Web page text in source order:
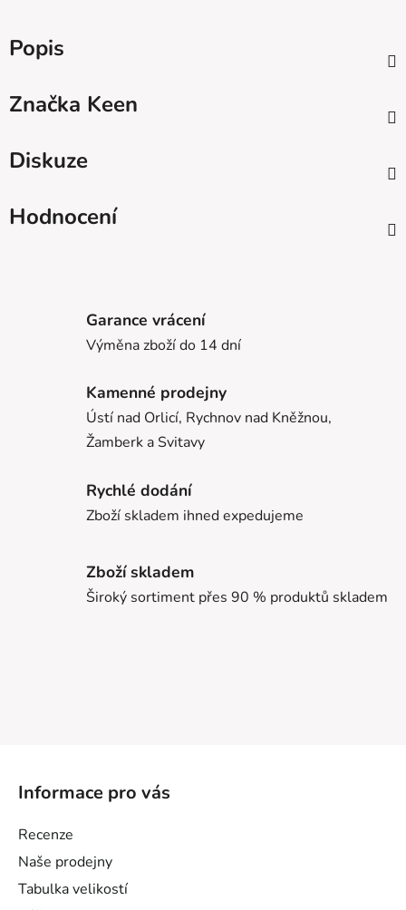
Popis
Značka Keen
Diskuze
Hodnocení
Garance vrácení
Výměna zboží do 14 dní
Kamenné prodejny
Ústí nad Orlicí, Rychnov nad Kněžnou,
Žamberk a Svitavy
Rychlé dodání
Zboží skladem ihned expedujeme
Zboží skladem
Široký sortiment přes 90 % produktů skladem
Informace pro vás
Recenze
Naše prodejny
Tabulka velikostí